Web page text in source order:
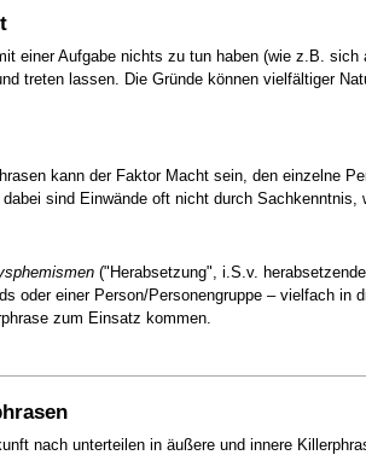
einer Aufgabe nichts zu tun haben (wie z.B.
treten lassen. Die Gründe können vielfältiger
kann der Faktor Macht sein, den einzelne
sind Einwände oft nicht durch Sachkenntnis,
("Herabsetzung", i.S.v.
oder einer Person/Personengruppe – vielfach
zum Einsatz kommen.
nach unterteilen in äußere und innere